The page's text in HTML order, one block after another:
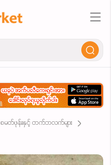
စမတ်ဖုန်းနှင့် တက်ဘလက်များ